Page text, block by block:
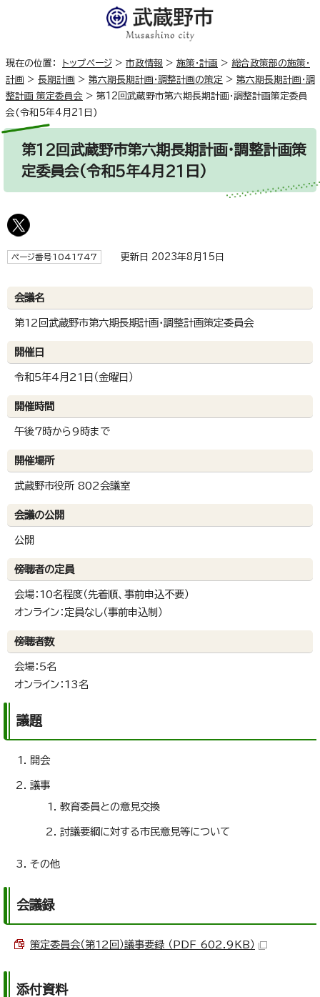
現在の位置： トップページ > 市政情報 > 施策・計画 > 総合政策部の施策・
計画 > 長期計画 > 第六期長期計画・調整計画の策定 > 第六期長期計画・調
整計画 策定委員会 > 第12回武蔵野市第六期長期計画・調整計画策定委員
会(令和5年4月21日)
第12回武蔵野市第六期長期計画・調整計画策
定委員会(令和5年4月21日)
ページ番号1041747 更新日 2023年8月15日
会議名
第12回武蔵野市第六期長期計画・調整計画策定委員会
開催日
令和5年4月21日（金曜日）
開催時間
午後7時から9時まで
開催場所
武蔵野市役所 802会議室
会議の公開
公開
傍聴者の定員
会場：10名程度（先着順、事前申込不要）
オンライン：定員なし（事前申込制）
傍聴者数
会場：5名
オンライン：13名
議題
開会
議事
教育委員との意見交換
討議要綱に対する市民意見等について
その他
会議録
策定委員会（第12回）議事要録 （PDF 602.9KB）
添付資料